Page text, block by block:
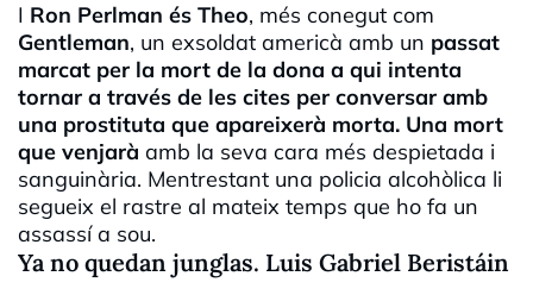
I Ron Perlman és Theo, més conegut com
Gentleman, un exsoldat americà amb un passat
marcat per la mort de la dona a qui intenta
tornar a través de les cites per conversar amb
una prostituta que apareixerà morta. Una mort
que venjarà amb la seva cara més despietada i
sanguinària. Mentrestant una policia alcohòlica li
segueix el rastre al mateix temps que ho fa un
assassí a sou.
Ya no quedan junglas. Luis Gabriel Beristáin